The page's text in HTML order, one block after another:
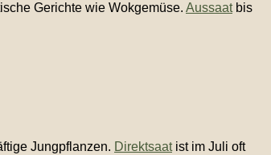
Gerichte wie Wokgemüse. Aussaatbis
Jungpflanzen. Direktsaatist im Juli oft